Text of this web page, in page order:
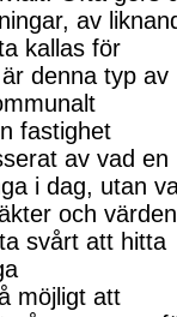
ningar, av
kallas för
denna typ av
fastighet
rat av vad en
i dag, utan
och värden
svårt att hitta
möjligt att